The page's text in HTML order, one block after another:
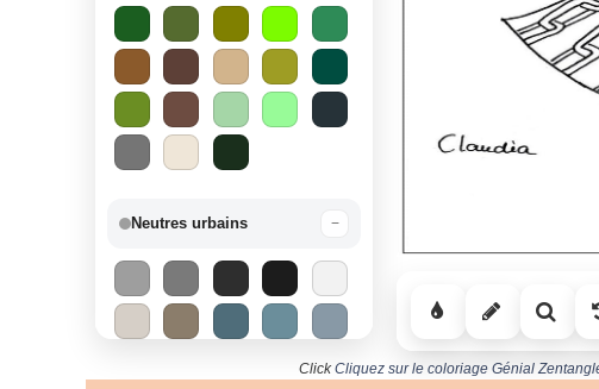
Neutres urbains −
ClickCliquez sur le coloriage Génial